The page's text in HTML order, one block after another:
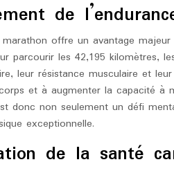
de
offre un avantage
parcourir les 42,195 kilomètres,
leur résistance musculaire et
et à augmenter la capacité à
donc non seulement un défi
exceptionnelle.
de la santé